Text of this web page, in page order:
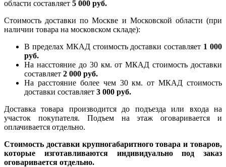
области составляет 5 000 руб.
Стоимость доставки по Москве и Московской области (при
наличии товара на московском складе):
В пределах МКАД стоимость доставки составляет 1 000
руб.
На насcтояние до 30 км. от МКАД стоимость доставки
составляет 2 000 руб.
На расстояние более чем 30 км. от МКАД стоимость
доставки составляет 3 000 руб.
Доставка товара производится до подъезда или входа на
участок покупателя. Подъем на этаж оговаривается и
оплачивается отдельно.
Стоимость доставки крупногабаритного товара и товаров,
которые изготавливаются индивидуально под заказ
оговаривается отдельно.